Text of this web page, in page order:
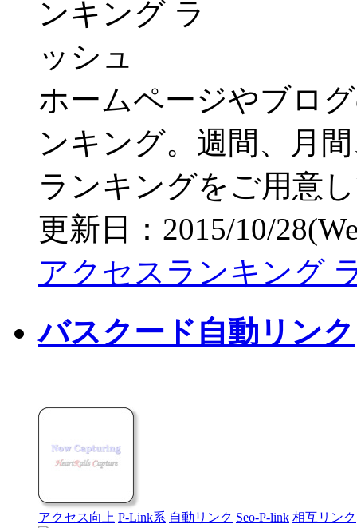
ホームページやブロ
ンキング。週間、月
ランキングをご用意
更新日：2015/10/
アクセスランキング
バスクード自動リンク
アクセス向上 P-Link系 自動リンク Seo-P-link 相互リンク